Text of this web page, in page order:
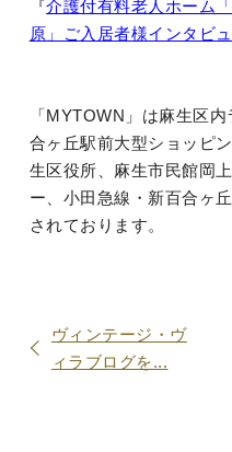
『介護付有料老人ホーム
原」ご入居者様インタビ
「MYTOWN」は麻生区
合ヶ丘駅前大型ショッピ
生区役所、麻生市民館岡
ー、小田急線・新百合ヶ
されております。
ヴィンテージ・ヴ
ィラブログを...